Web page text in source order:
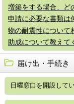
増築をする場合、ど
申請に必要な書類は
物の耐震性について
助成について教えて
届け出・手続き
日曜窓口を開設して